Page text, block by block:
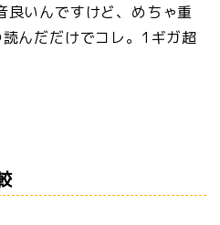
良いんですけど、めちゃ重
んだだけでコレ。1ギガ超